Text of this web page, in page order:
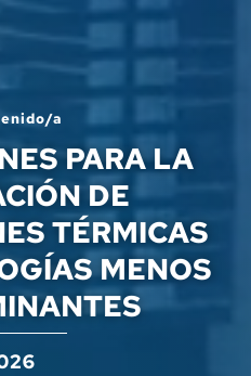
a
PARA LA
DE
TÉRMICAS
MENOS